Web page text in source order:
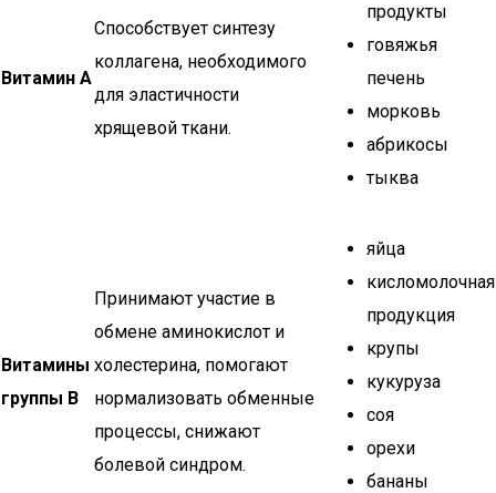
Витамин А
Способствует синтезу
коллагена, необходимого
для эластичности
хрящевой ткани.
продукты
говяжья
печень
морковь
абрикосы
тыква
Витамины
группы В
Принимают участие в
обмене аминокислот и
холестерина, помогают
нормализовать обменные
процессы, снижают
болевой синдром.
яйца
кисломолочная
продукция
крупы
кукуруза
соя
орехи
бананы